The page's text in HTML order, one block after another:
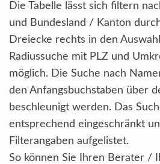
Die Tabelle lässt sich filtern
und Bundesland / Kanton
Dreiecke rechts in den
Radiussuche mit PLZ und
möglich. Die Suche nach
den Anfangsbuchstaben über
beschleunigt werden. Das
entsprechend eingeschränkt
Filterangaben aufgelistet.
So können Sie Ihren Berater /